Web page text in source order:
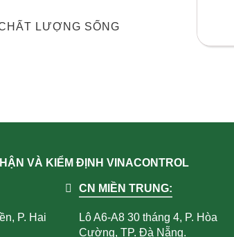
LƯỢNG SỐNG
VÀ KIỂM ĐỊNH VINACONTROL
P. Hai
CN MIỀN TRUNG:
Lô A6-A8 30 tháng 4, P. Hòa
Cường, TP. Đà Nẵng.